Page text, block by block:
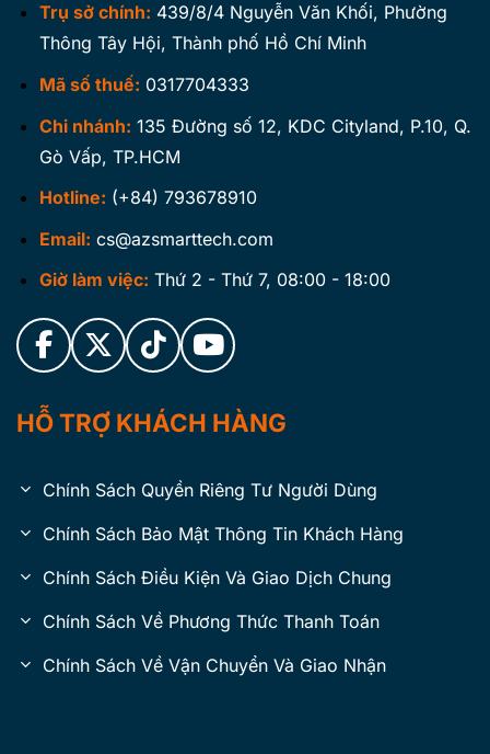
Trụ sở chính: 439/8/4 Nguyễn Văn Khối, Phường
Thông Tây Hội, Thành phố Hồ Chí Minh
Mã số thuế: 0317704333
Chi nhánh: 135 Đường số 12, KDC Cityland, P.10, Q.
Gò Vấp, TP.HCM
Hotline: (+84) 793678910
Email: cs@azsmarttech.com
Giờ làm việc: Thứ 2 - Thứ 7, 08:00 - 18:00
HỖ TRỢ KHÁCH HÀNG
Chính Sách Quyền Riêng Tư Người Dùng
Chính Sách Bảo Mật Thông Tin Khách Hàng
Chính Sách Điều Kiện Và Giao Dịch Chung
Chính Sách Về Phương Thức Thanh Toán
Chính Sách Về Vận Chuyển Và Giao Nhận